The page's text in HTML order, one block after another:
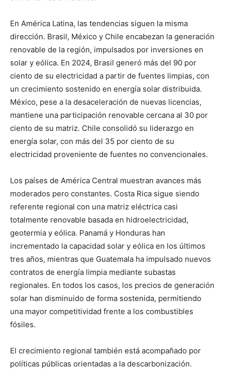
En América Latina, las tendencias siguen la misma
dirección. Brasil, México y Chile encabezan la generación
renovable de la región, impulsados por inversiones en
solar y eólica. En 2024, Brasil generó más del 90 por
ciento de su electricidad a partir de fuentes limpias, con
un crecimiento sostenido en energía solar distribuida.
México, pese a la desaceleración de nuevas licencias,
mantiene una participación renovable cercana al 30 por
ciento de su matriz. Chile consolidó su liderazgo en
energía solar, con más del 35 por ciento de su
electricidad proveniente de fuentes no convencionales.
Los países de América Central muestran avances más
moderados pero constantes. Costa Rica sigue siendo
referente regional con una matriz eléctrica casi
totalmente renovable basada en hidroelectricidad,
geotermia y eólica. Panamá y Honduras han
incrementado la capacidad solar y eólica en los últimos
tres años, mientras que Guatemala ha impulsado nuevos
contratos de energía limpia mediante subastas
regionales. En todos los casos, los precios de generación
solar han disminuido de forma sostenida, permitiendo
una mayor competitividad frente a los combustibles
fósiles.
El crecimiento regional también está acompañado por
políticas públicas orientadas a la descarbonización.